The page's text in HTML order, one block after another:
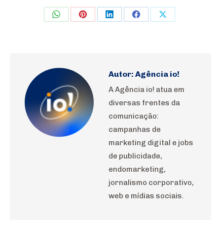
Share Share Share Share Share
Autor: Agência io!
A Agência io! atua em
diversas frentes da
comunicação:
campanhas de
marketing digital e jobs
de publicidade,
endomarketing,
jornalismo corporativo,
web e mídias sociais.